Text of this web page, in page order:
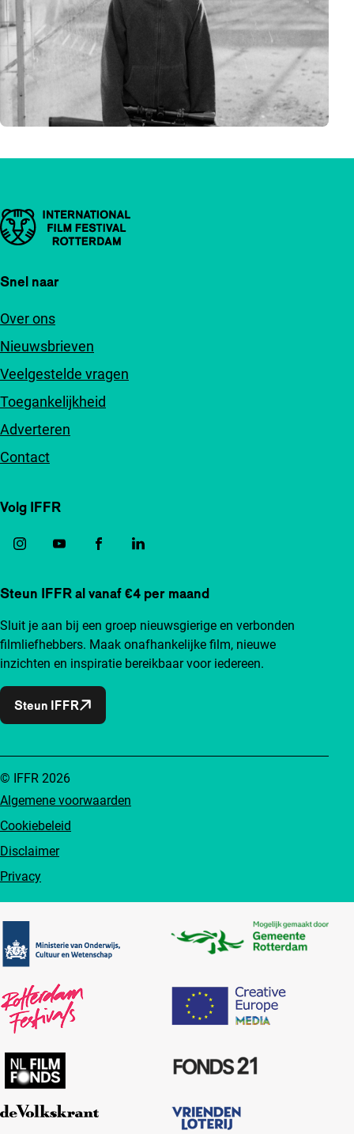
Belangrijke links
Snel naar
Over ons
Nieuwsbrieven
Veelgestelde vragen
Toegankelijkheid
Adverteren
Contact
Volg IFFR
Steun IFFR al vanaf €4 per maand
Sluit je aan bij een groep nieuwsgierige en verbonden
filmliefhebbers. Maak onafhankelijke film, nieuwe
inzichten en inspiratie bereikbaar voor iedereen.
Steun IFFR
Algemene voorwaarden
Cookiebeleid
Disclaimer
Privacy
© IFFR 2026